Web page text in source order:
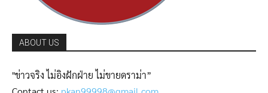
ABOUT US
"ข่าวจริง ไม่อิงฝักฝ่าย ไม่ขายดราม่า”